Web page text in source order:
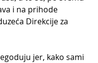
i na prihode
Direkcije za
jer, kako sami